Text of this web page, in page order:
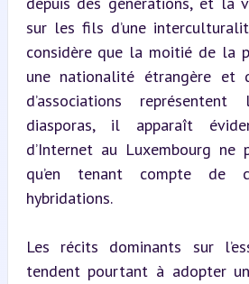
sur les fils d’une
considère que la moitié de la
une nationalité étrangère et
d’associations
diasporas, il apparaît
d’Internet au Luxembourg ne
qu’en tenant compte de
hybridations.
Les récits dominants sur
tendent pourtant à adopter